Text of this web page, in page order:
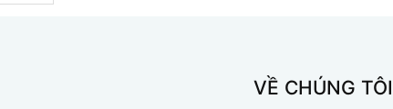
VỀ CHÚNG TÔI